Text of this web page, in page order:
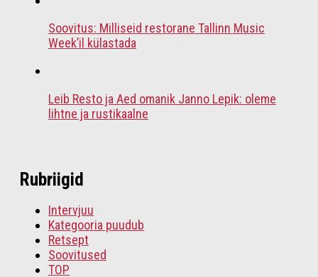
Soovitus: Milliseid restorane Tallinn Music
Week’il külastada
Leib Resto ja Aed omanik Janno Lepik: oleme
lihtne ja rustikaalne
Rubriigid
Intervjuu
Kategooria puudub
Retsept
Soovitused
TOP